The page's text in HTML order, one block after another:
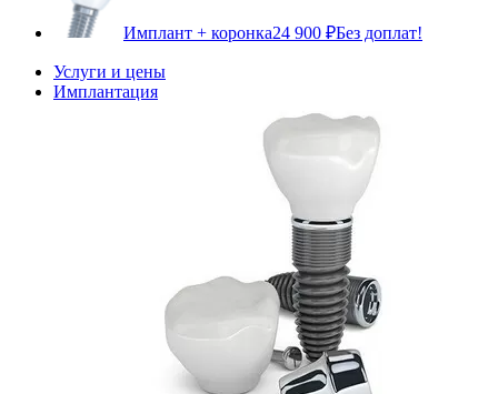
Имплант + коронка24 900 ₽Без доплат!
Услуги и цены
Имплантация